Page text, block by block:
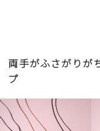
両手がふさがりが
プ